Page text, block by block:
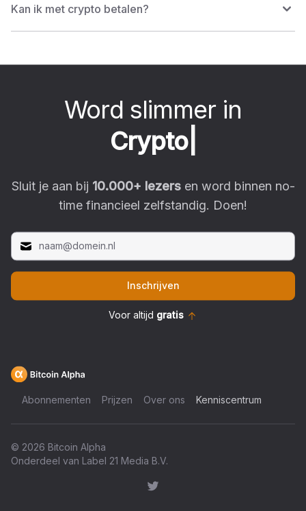
Kan ik met crypto betalen?
Word slimmer in
Crypto
Sluit je aan bij 10.000+ lezersen word binnen no-
time financieel zelfstandig. Doen!
Inschrijven
Voor altijd gratis
Abonnementen Prijzen Over ons Kenniscentrum
© 2026 Bitcoin Alpha
Onderdeel van Label 21 Media B.V.